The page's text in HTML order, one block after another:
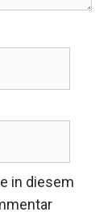
in diesem